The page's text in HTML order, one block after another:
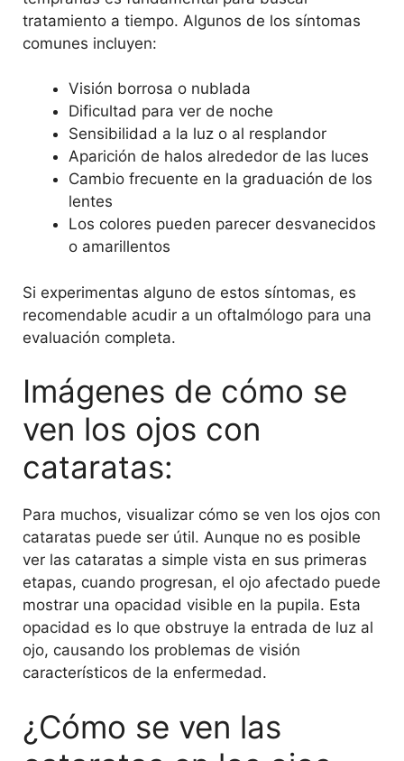
tratamiento a tiempo. Algunos de los síntomas
comunes incluyen:
Visión borrosa o nublada
Dificultad para ver de noche
Sensibilidad a la luz o al resplandor
Aparición de halos alrededor de las luces
Cambio frecuente en la graduación de los
lentes
Los colores pueden parecer desvanecidos
o amarillentos
Si experimentas alguno de estos síntomas, es
recomendable acudir a un oftalmólogo para una
evaluación completa.
Imágenes de cómo se
ven los ojos con
cataratas:
Para muchos, visualizar cómo se ven los ojos con
cataratas puede ser útil. Aunque no es posible
ver las cataratas a simple vista en sus primeras
etapas, cuando progresan, el ojo afectado puede
mostrar una opacidad visible en la pupila. Esta
opacidad es lo que obstruye la entrada de luz al
ojo, causando los problemas de visión
característicos de la enfermedad.
¿Cómo se ven las